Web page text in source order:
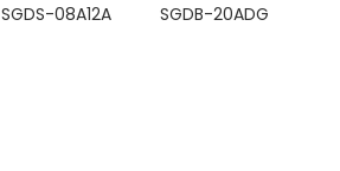
SGDS-08A12A SGDB-20ADG